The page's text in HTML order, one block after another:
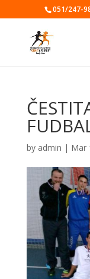
051/247-
by admin | Mar